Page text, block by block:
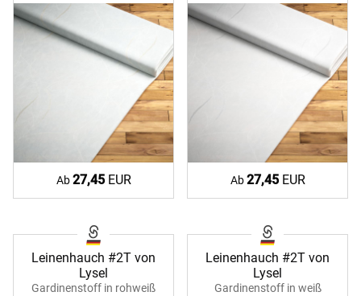
Ab27,45EUR Ab27,45EUR
Leinenhauch #2T von
Lysel
Gardinenstoff in rohweiß
Leinenhauch #2T von
Lysel
Gardinenstoff in weiß